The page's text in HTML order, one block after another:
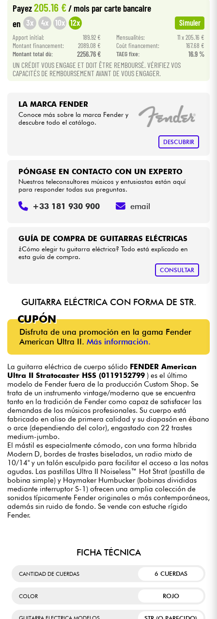
HiFi
Bundle
Ver nuestras marcas
Payez205.16 €/ mois par carte bancaire
en 3x 4x 10x 12x Simuler
Apport initial: 189.92 € Mensualités:
11 x 205.16 €
Montant financement:
2089.08 € Coût financement:
167.68 €
Montant total dù:
2256.76 € TAEG fixe: 16.9 %
UN CRÉDIT VOUS ENGAGE ET DOIT ÊTRE REMBOURSÉ. VÉRIFIEZ VOS
CAPACITÉS DE REMBOURSEMENT AVANT DE VOUS ENGAGER.
LA MARCA FENDER
Conoce más sobre la marca Fender y
descubre todo el catálogo.
DESCUBRIR
GUÍA DE COMPRA DE GUITARRAS ELÉCTRICAS
¿Cómo elegir tu guitarra eléctrica? Todo está explicado en
esta guía de compra.
CONSULTAR
PÓNGASE EN CONTACTO CON UN EXPERTO
Nuestros teleconsultores músicos y entusiastas están aquí
para responder todas sus preguntas.
+33 181 930 900 email
GUITARRA ELÉCTRICA CON FORMA DE STR.
CUPÓN
Disfruta de una promoción en la gama Fender
American Ultra II. Más información.
La guitarra eléctrica de cuerpo sólido FENDER American
Ultra II Stratocaster HSS (0119152799 ) es el último
modelo de Fender fuera de la producción Custom Shop. Se
trata de un instrumento vintage/moderno que se encuentra
tanto en la tradición de Fender como capaz de satisfacer las
demandas de los músicos profesionales. Su cuerpo está
fabricado en aliso de primera calidad y su diapasón en ébano
o arce (dependiendo del color), engastado con 22 trastes
medium-jumbo.
El mástil es especialmente cómodo, con una forma híbrida
Modern D, bordes de trastes biselados, un radio mixto de
10/14" y un talón esculpido para facilitar el acceso a las notas
agudas. Las pastillas Ultra II Noiseless™ Hot Strat (pastilla de
bobina simple) y Haymaker Humbucker (bobinas divididas
mediante interruptor S-1) ofrecen una amplia colección de
sonidos típicamente Fender originales o más contemporáneos,
además sin ruido de fondo. Se vende con estuche rígido
Fender.
FICHA TÉCNICA
CANTIDAD DE CUERDAS 6 CUERDAS
COLOR ROJO